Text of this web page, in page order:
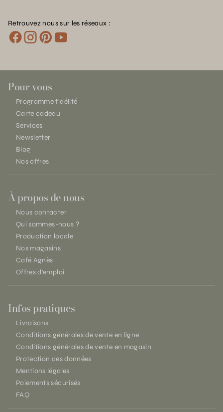
Retrouvez nous sur les réseaux :
Pour vous
Programme fidélité
Carte cadeau
Services
Newsletter
Blog
Nos offres
À propos de nous
Nous contacter
Qui sommes-nous ?
Production locale
Nos magasins
Café Agnès
Offres d'emploi
Infos pratiques
Livraisons
Conditions générales de vente en ligne
Conditions générales de vente en magasin
Protection des données
Mentions légales
Paiements sécurisés
FAQ